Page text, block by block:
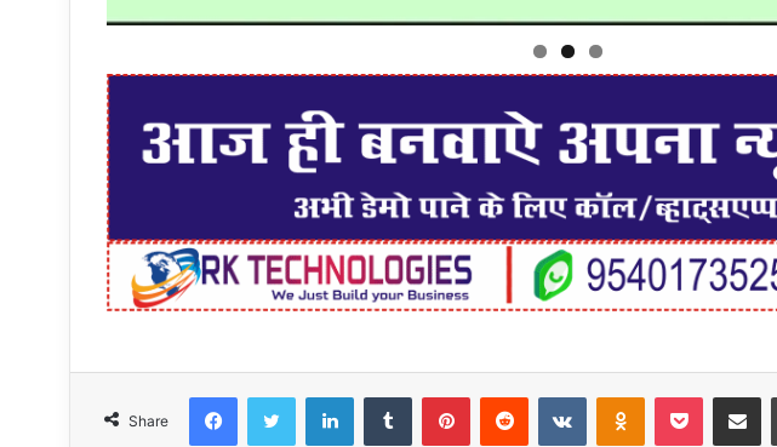
Share
FacebookTwitterLinkedInTumblrPinterestRedditVKontakteOdnoklassniki
Pocket